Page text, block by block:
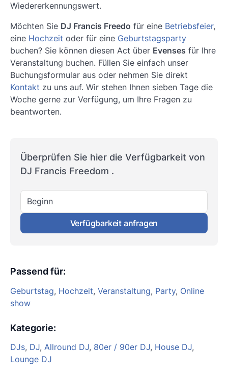
Wiedererkennungswert.
Möchten Sie DJ Francis Freedo für eine Betriebsfeier,
eine Hochzeit oder für eine Geburtstagsparty
buchen? Sie können diesen Act über Evenses für Ihre
Veranstaltung buchen. Füllen Sie einfach unser
Buchungsformular aus oder nehmen Sie direkt
Kontakt zu uns auf. Wir stehen Ihnen sieben Tage die
Woche gerne zur Verfügung, um Ihre Fragen zu
beantworten.
Überprüfen Sie hier die Verfügbarkeit von
DJ Francis Freedom .
Beginn
Verfügbarkeit anfragen
Passend für:
Geburtstag, Hochzeit, Veranstaltung, Party, Online
show
Kategorie:
DJs, DJ, Allround DJ, 80er / 90er DJ, House DJ,
Lounge DJ